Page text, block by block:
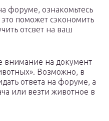
форуме, ознакомьтесь
поможет сэкономить
отсвет на ваш
внимание на документ
Возможно, в
ответа на форуме, а
или везти животное в